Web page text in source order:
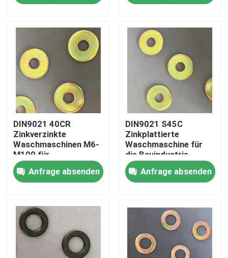
Über uns
Fabrik Tour
Qualitätskontrolle
Referenzen
Flachstahlwaschmaschine
Strukturalstahlspüler
Schwere Waschmaschine
DIN9021 40CR
Zinkverzinkte
Waschmaschinen M6-
M100 für
Infrastrukturprojekte
Anfrage absenden
DIN9021 S45C
Zinkplattierte
Waschmaschine für
die Bauindustrie
Anfrage absenden